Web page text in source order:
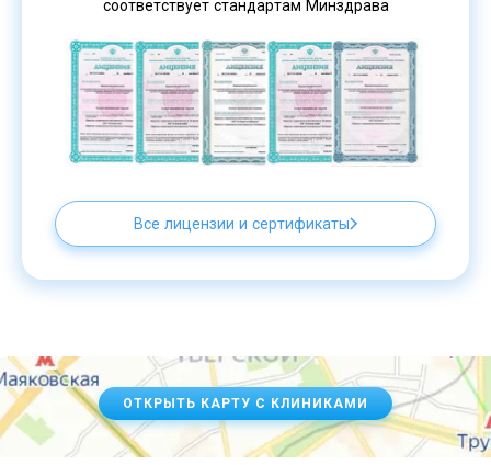
соответствует стандартам Минздрава
Все лицензии и сертификаты
ОТКРЫТЬ КАРТУ С КЛИНИКАМИ